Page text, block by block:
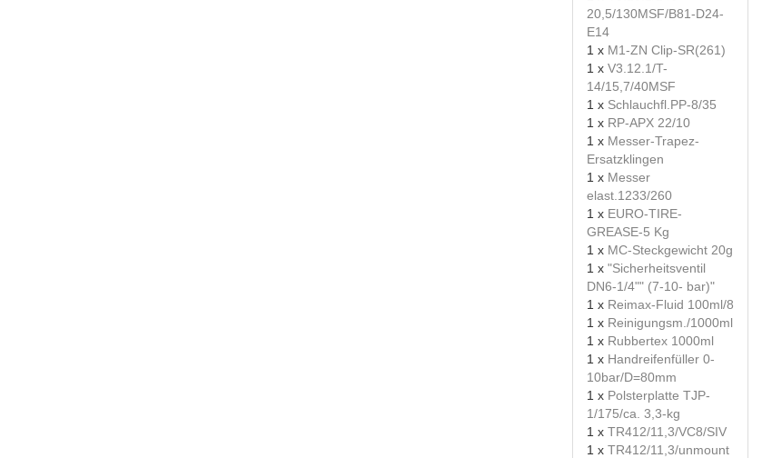
20,5/130MSF/B81-D24-
E14
1 x M1-ZN Clip-SR(261)
1 x V3.12.1/T-
14/15,7/40MSF
1 x Schlauchfl.PP-8/35
1 x RP-APX 22/10
1 x Messer-Trapez-
Ersatzklingen
1 x Messer
elast.1233/260
1 x EURO-TIRE-
GREASE-5 Kg
1 x MC-Steckgewicht 20g
1 x "Sicherheitsventil
DN6-1/4"" (7-10- bar)"
1 x Reimax-Fluid 100ml/8
1 x Reinigungsm./1000ml
1 x Rubbertex 1000ml
1 x Handreifenfüller 0-
10bar/D=80mm
1 x Polsterplatte TJP-
1/175/ca. 3,3-kg
1 x TR412/11,3/VC8/SIV
1 x TR412/11,3/unmount